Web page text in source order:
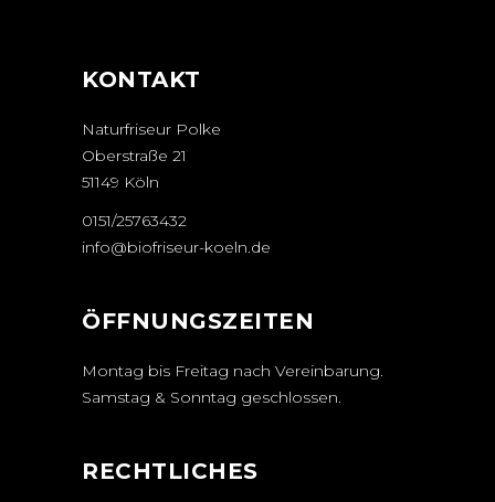
KONTAKT
Naturfriseur Polke
Oberstraße 21
51149 Köln
0151/25763432
info@biofriseur-koeln.de
ÖFFNUNGSZEITEN
Montag bis Freitag nach Vereinbarung.
Samstag & Sonntag geschlossen.
RECHTLICHES